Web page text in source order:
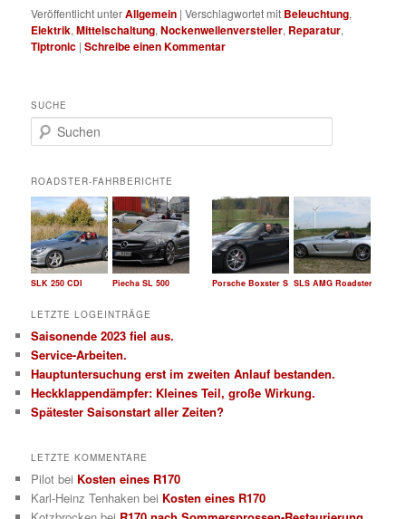
Veröffentlicht unterAllgemein |Verschlagwortet mit Beleuchtung,
Elektrik,Mittelschaltung,Nockenwellenversteller, Reparatur,
Tiptronic |Schreibe einen Kommentar
SUCHE
u
h
e
n
ROADSTER-FAHRBERICHTE
SLK 250 CDI SLS AMG Roadster
Piecha SL 500 Porsche Boxster S
LETZTE LOGEINTRÄGE
Saisonende 2023 fiel aus.
Service-Arbeiten.
Hauptuntersuchung erst im zweiten Anlauf bestanden.
Heckklappendämpfer: Kleines Teil, große Wirkung.
Spätester Saisonstart aller Zeiten?
LETZTE KOMMENTARE
Pilot bei Kosten eines R170
Karl-Heinz Tenhaken bei Kosten eines R170